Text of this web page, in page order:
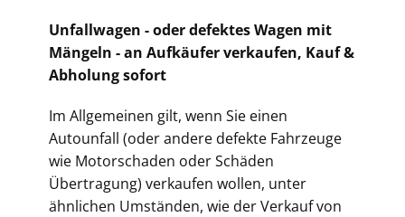
Unfallwagen - oder defektes Wagen mit
Mängeln - an Aufkäufer verkaufen, Kauf &
Abholung sofort
Im Allgemeinen gilt, wenn Sie einen
Autounfall (oder andere defekte Fahrzeuge
wie Motorschaden oder Schäden
Übertragung) verkaufen wollen, unter
ähnlichen Umständen, wie der Verkauf von